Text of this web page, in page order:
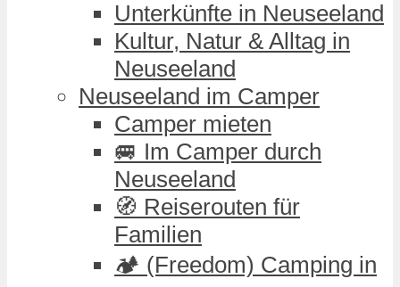
Unterkünfte in Neuseeland
Kultur, Natur & Alltag in
Neuseeland
Neuseeland im Camper
Camper mieten
🚐 Im Camper durch
Neuseeland
🧭 Reiserouten für
Familien
🏕️ (Freedom) Camping in